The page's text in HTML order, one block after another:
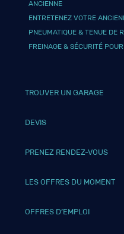
ANCIENNE
ENTRETENEZ VOTRE
PNEUMATIQUE & TENUE DE
FREINAGE & SÉCURITÉ
TROUVER UN GARAGE
DEVIS
PRENEZ RENDEZ-VOUS
LES OFFRES DU MOMENT
OFFRES D’EMPLOI